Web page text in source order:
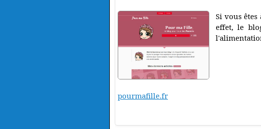
Si vous
effet, le
pourmafille.fr